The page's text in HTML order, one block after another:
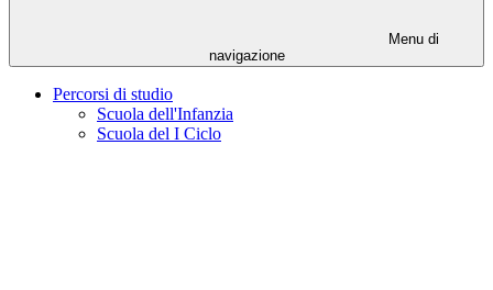
Menu di
navigazione
Percorsi di studio
Scuola dell'Infanzia
Scuola del I Ciclo